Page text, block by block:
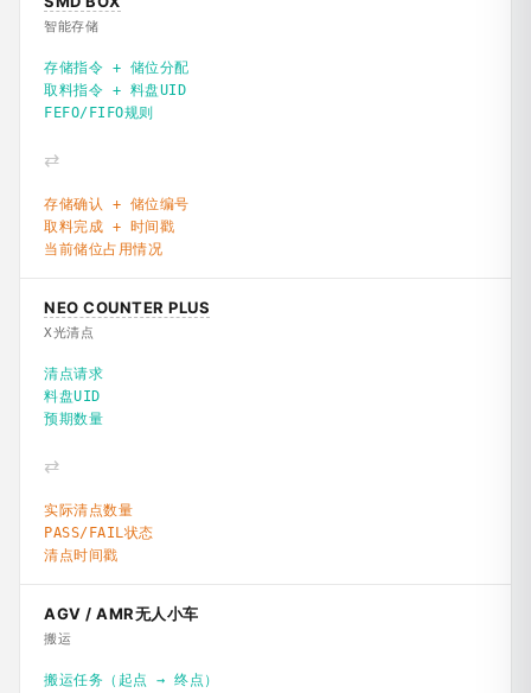
智能存储
存储指令 + 储位分配
取料指令 + 料盘UID
FEFO/FIFO规则
⇄
存储确认 + 储位编号
取料完成 + 时间戳
当前储位占用情况
NEO COUNTER PLUS
X光清点
清点请求
料盘UID
预期数量
⇄
实际清点数量
PASS/FAIL状态
清点时间戳
AGV / AMR无人小车
搬运
搬运任务（起点 → 终点）